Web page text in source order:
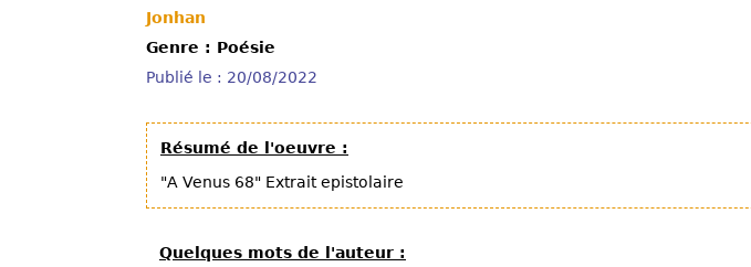
Jonhan
Genre : Poésie
Publié le : 20/08/2022
Résumé de l'oeuvre :
"A Venus 68" Extrait epistolaire
Quelques mots de l'auteur :